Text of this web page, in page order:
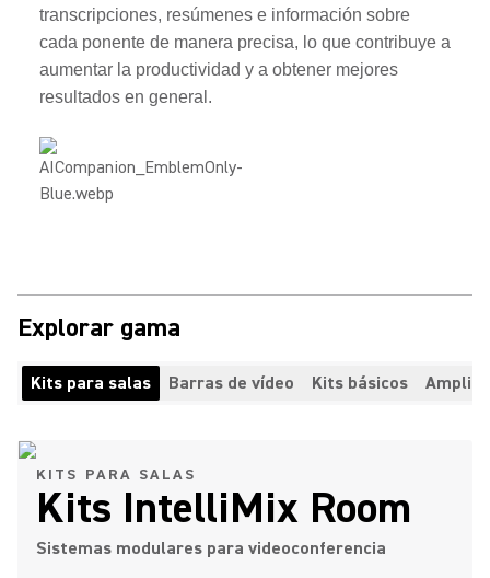
transcripciones, resúmenes e información sobre
cada ponente de manera precisa, lo que contribuye a
aumentar la productividad y a obtener mejores
resultados en general.
Explorar gama
Kits para salas Barras de vídeo Kits básicos
KITS PARA SALAS
Kits IntelliMix Room
Sistemas modulares para videoconferencia